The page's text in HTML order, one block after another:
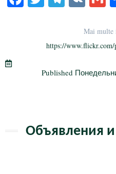
r a
m
Mai
https://www.flickr.com/
Published
Объявления